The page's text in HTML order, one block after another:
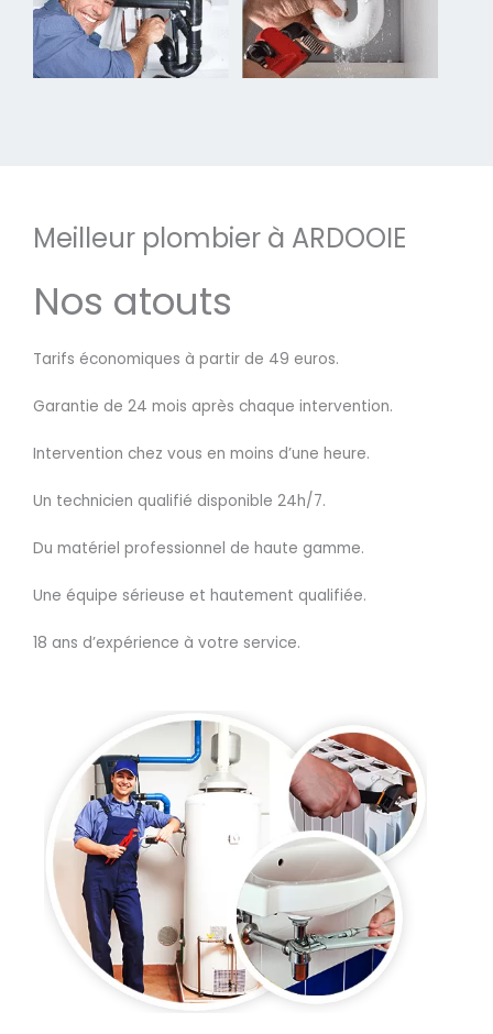
Meilleur plombier à ARDOOIE
Nos atouts
Tarifs économiques à partir de 49 euros.
Garantie de 24 mois après chaque intervention.
Intervention chez vous en moins d’une heure.
Un technicien qualifié disponible 24h/7.
Du matériel professionnel de haute gamme.
Une équipe sérieuse et hautement qualifiée.
18 ans d’expérience à votre service.